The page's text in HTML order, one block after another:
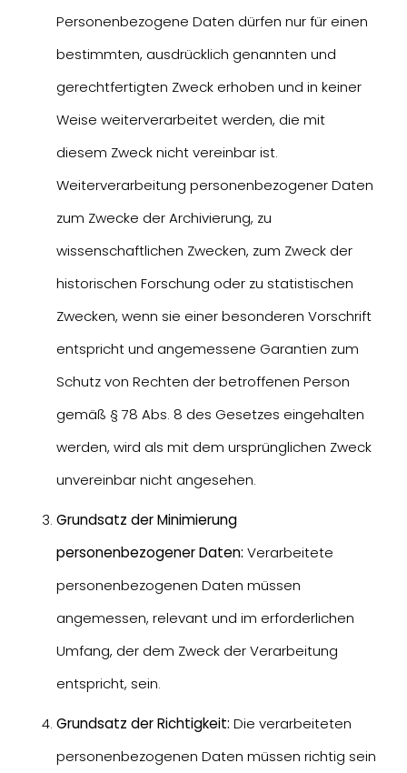
Personenbezogene Daten dürfen nur für einen
bestimmten, ausdrücklich genannten und
gerechtfertigten Zweck erhoben und in keiner
Weise weiterverarbeitet werden, die mit
diesem Zweck nicht vereinbar ist.
Weiterverarbeitung personenbezogener Daten
zum Zwecke der Archivierung, zu
wissenschaftlichen Zwecken, zum Zweck der
historischen Forschung oder zu statistischen
Zwecken, wenn sie einer besonderen Vorschrift
entspricht und angemessene Garantien zum
Schutz von Rechten der betroffenen Person
gemäß § 78 Abs. 8 des Gesetzes eingehalten
werden, wird als mit dem ursprünglichen Zweck
unvereinbar nicht angesehen.
Grundsatz der Minimierung
personenbezogener Daten:Verarbeitete
personenbezogenen Daten müssen
angemessen, relevant und im erforderlichen
Umfang, der dem Zweck der Verarbeitung
entspricht, sein.
Grundsatz der Richtigkeit:Die verarbeiteten
personenbezogenen Daten müssen richtig sein